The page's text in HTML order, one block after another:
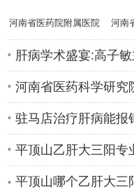
河南省医药院附属医院
肝病专家高
河南
肝病学术盛宴:高子
染病专科医疗
河南省医药科学研究
佑安肝病感
驻马店治疗肝病能报
平顶山乙肝大三阳专
平顶山哪个乙肝大三